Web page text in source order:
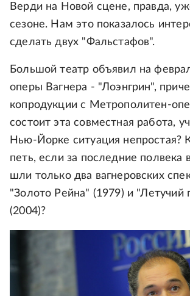
Верди на Новой сцене, правда,
сезоне. Нам это показалось
сделать двух "Фальстафов".
Большой театр объявил на
оперы Вагнера - "Лоэнгрин",
копродукции с Метрополитен-
состоит эта совместная работа,
Нью-Йорке ситуация непростая?
петь, если за последние полвека
шли только два вагнеровских
"Золото Рейна" (1979) и "Летучий
(2004)?